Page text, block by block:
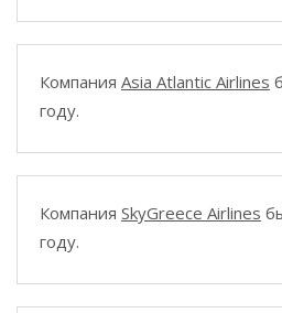
Компания Asia Atlantic Airlines
году.
Компания SkyGreece Airlines
году.